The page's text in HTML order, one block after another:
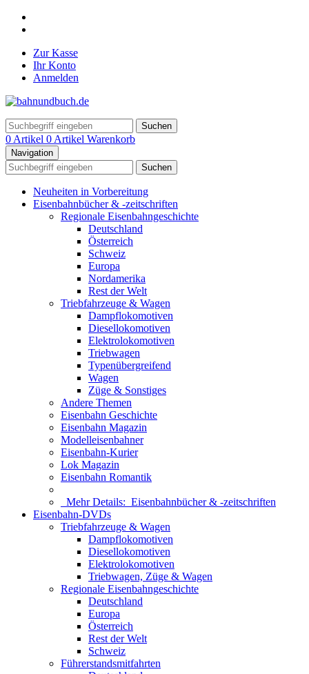
Zur Kasse
Ihr Konto
Anmelden
Suchen
0 Artikel 0 Artikel Warenkorb
Navigation
Suchen
Neuheiten in Vorbereitung
Eisenbahnbücher & -zeitschriften
Regionale Eisenbahngeschichte
Deutschland
Österreich
Schweiz
Europa
Nordamerika
Rest der Welt
Triebfahrzeuge & Wagen
Dampflokomotiven
Diesellokomotiven
Elektrolokomotiven
Triebwagen
Typenübergreifend
Wagen
Züge & Sonstiges
Andere Themen
Eisenbahn Geschichte
Eisenbahn Magazin
Modelleisenbahner
Eisenbahn-Kurier
Lok Magazin
Eisenbahn Romantik
Mehr Details: Eisenbahnbücher & -zeitschriften
Eisenbahn-DVDs
Triebfahrzeuge & Wagen
Dampflokomotiven
Diesellokomotiven
Elektrolokomotiven
Triebwagen, Züge & Wagen
Regionale Eisenbahngeschichte
Deutschland
Europa
Österreich
Rest der Welt
Schweiz
Führerstandsmitfahrten